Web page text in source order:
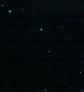
Según el testigo, de
uno más nítido que
Esta es parte de la
Pueblo», se nota
luego de presenciar un
«Es fuerte